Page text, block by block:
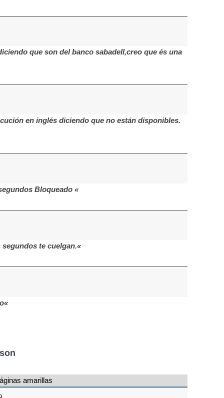
que son del banco sabadell,creo que és una
en inglés diciendo que no están disponibles.
Bloqueado «
te cuelgan.«
amarillas